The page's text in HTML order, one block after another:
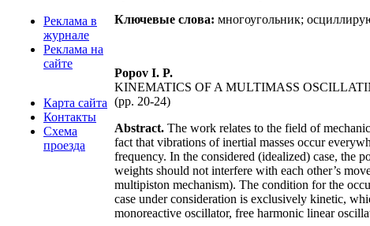
Реклама в
журнале
Реклама на
сайте
Карта сайта
Контакты
Схема
проезда
Ключевые слова: многоугольник;
Popov I. P.
KINEMATICS OF A MULTIMASS
(pp. 20-24)
Abstract. The work relates to the field of
fact that vibrations of inertial masses occur
frequency. In the considered (idealized) case, the
weights should not interfere with each other’s
multipiston mechanism). The condition for the
case under consideration is exclusively kinetic,
monoreactive oscillator, free harmonic linear